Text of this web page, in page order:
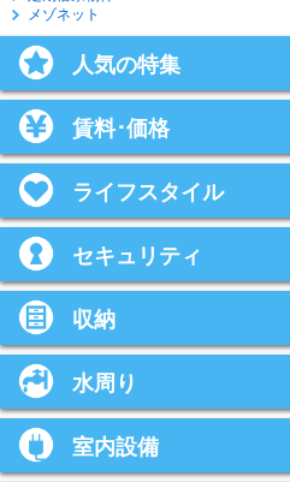
メゾネット
人気の特集
賃料･価格
ライフスタイル
セキュリティ
収納
水周り
室内設備